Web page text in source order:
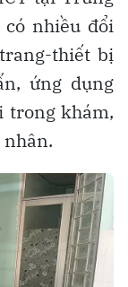
nhiều đổi
thiết bị
ứng dụng
trong khám,